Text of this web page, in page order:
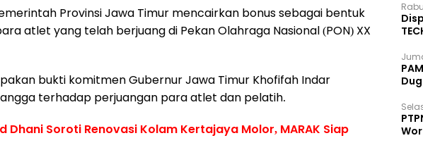
Provinsi Jawa Timur mencairkan bonus sebagai bentuk
atlet yang telah berjuang di Pekan Olahraga Nasional (PON) XX
bukti komitmen Gubernur Jawa Timur Khofifah Indar
terhadap perjuangan para atlet dan pelatih.
Dhani Soroti Renovasi Kolam Kertajaya Molor, MARAK Siap